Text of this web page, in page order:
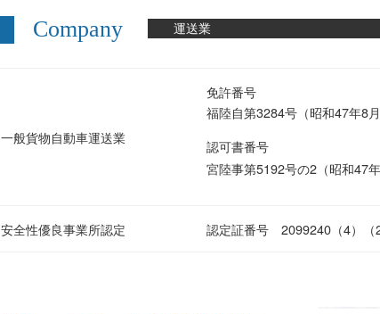
Company 運送業
一般貨物自動車運送業
免許番号
福陸自第3284号（昭和47年8
認可書番号
宮陸事第5192号の2（昭和47
安全性優良事業所認定 認定証番号 2099240（4）